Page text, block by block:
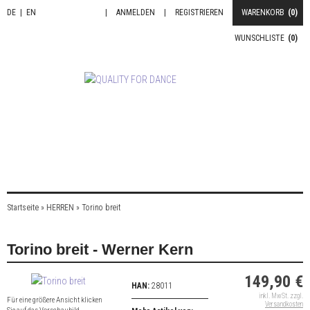
DE EN WARENKORB (0)
REGISTRIEREN
ANMELDEN
WUNSCHLISTE (0)
Startseite » HERREN » Torino breit
Torino breit - Werner Kern
Für eine größere Ansicht klicken
HAN:28011 149,90 €
inkl. MwSt. zzgl.
Versandkosten